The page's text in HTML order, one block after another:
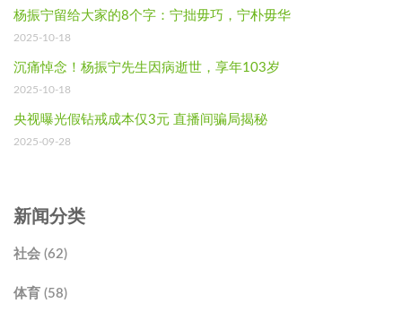
杨振宁留给大家的8个字：宁拙毋巧，宁朴毋华
2025-10-18
沉痛悼念！杨振宁先生因病逝世，享年103岁
2025-10-18
央视曝光假钻戒成本仅3元 直播间骗局揭秘
2025-09-28
新闻分类
社会 (62)
体育 (58)